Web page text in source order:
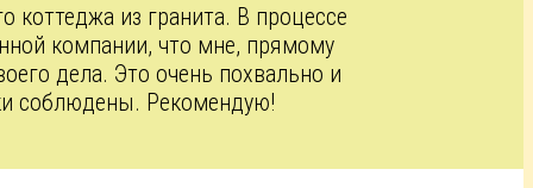
коттеджа из гранита. В процессе
компании, что мне, прямому
дела. Это очень похвально и
соблюдены. Рекомендую!